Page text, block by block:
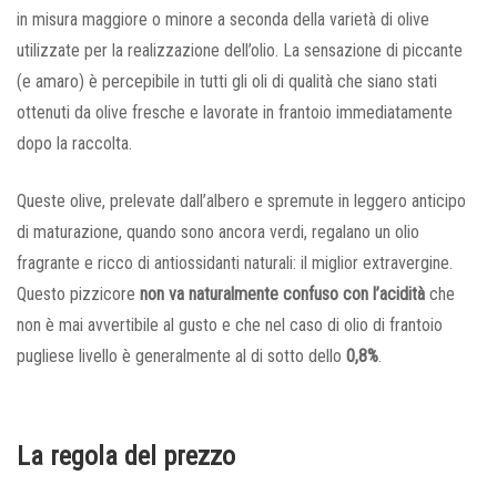
in misura maggiore o minore a seconda della varietà di olive
utilizzate per la realizzazione dell’olio. La sensazione di piccante
(e amaro) è percepibile in tutti gli oli di qualità che siano stati
ottenuti da olive fresche e lavorate in frantoio immediatamente
dopo la raccolta.
Queste olive, prelevate dall’albero e spremute in leggero anticipo
di maturazione, quando sono ancora verdi, regalano un olio
fragrante e ricco di antiossidanti naturali: il miglior extravergine.
Questo pizzicore non va naturalmente confuso con l’acidità che
non è mai avvertibile al gusto e che nel caso di olio di frantoio
pugliese livello è generalmente al di sotto dello 0,8%
La regola del prezzo